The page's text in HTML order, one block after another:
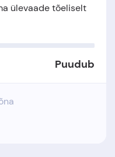
ülevaade tõeliselt
Puudub